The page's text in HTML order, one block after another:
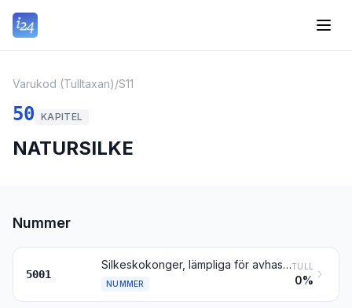
Varukod (Tulltaxan)/S11
50 KAPITEL
NATURSILKE
Nummer
5001
Silkeskokonger, lämpliga för avhaspling
NUMMER
TULL
0%